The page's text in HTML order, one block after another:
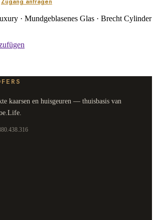
· Mundgeblasenes Glas · Brecht Cylinder
kaarsen en huisgeuren — thuisbasis van